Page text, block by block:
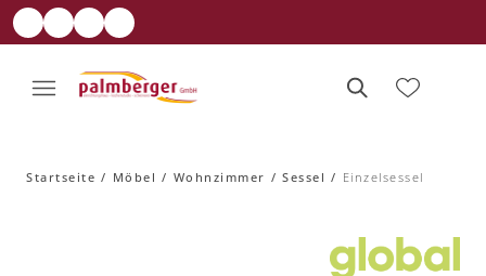
Startseite Möbel Wohnzimmer Sessel Einzelsessel